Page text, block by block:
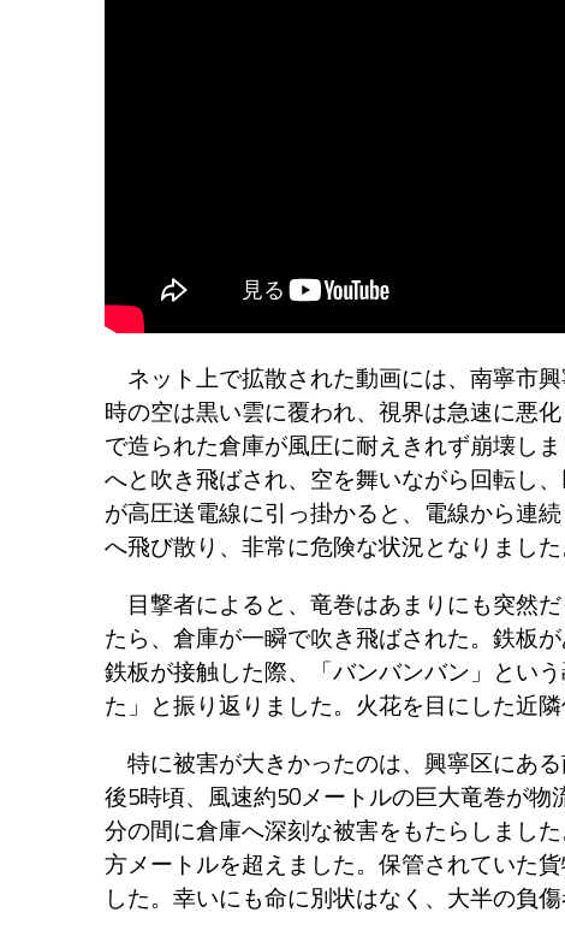
ネット上で拡散された動画には、南寧市
時の空は黒い雲に覆われ、視界は急速に悪
で造られた倉庫が風圧に耐えきれず崩壊し
へと吹き飛ばされ、空を舞いながら回転し
が高圧送電線に引っ掛かると、電線から連
へ飛び散り、非常に危険な状況となりました
目撃者によると、竜巻はあまりにも突然
たら、倉庫が一瞬で吹き飛ばされた。鉄板
鉄板が接触した際、「バンバンバン」とい
た」と振り返りました。火花を目にした近
特に被害が大きかったのは、興寧区にあ
後5時頃、風速約50メートルの巨大竜巻が
分の間に倉庫へ深刻な被害をもたらしまし
方メートルを超えました。保管されていた
した。幸いにも命に別状はなく、大半の負